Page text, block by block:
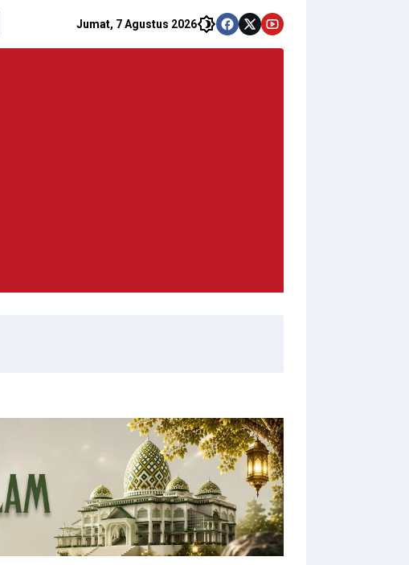
Jumat, 7 Agustus 2026